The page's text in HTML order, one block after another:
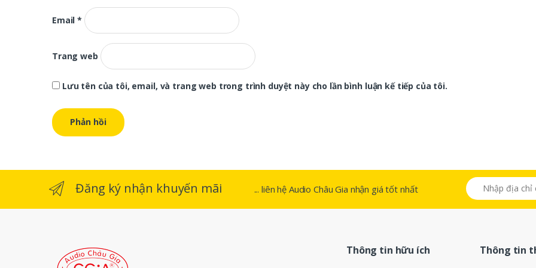
Email*
Trang web
Lưu tên của tôi, email, và trang web trong trình duyệt này cho lần bình luận kế tiếp của tôi.
Đăng ký nhận khuyến mãi ... liên hệ Audio Châu Gia nhận giá tốt nhất
Thông tin hữu ích Thông tin